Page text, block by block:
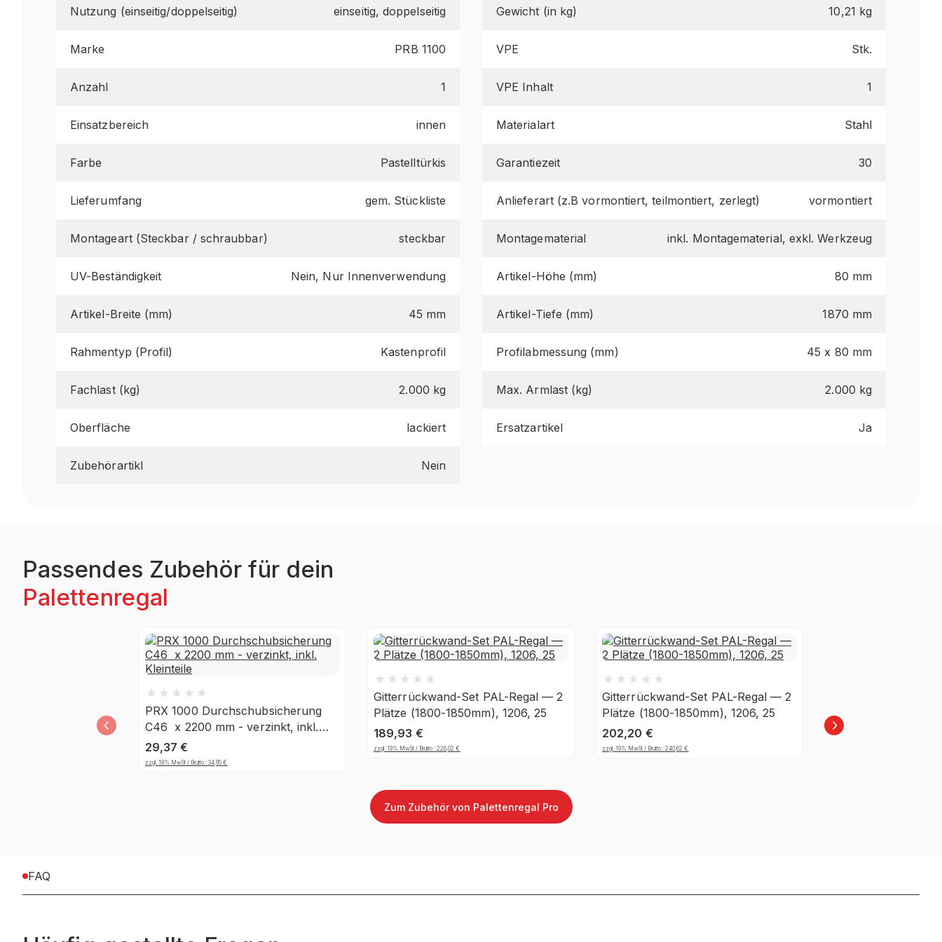
Nutzung (einseitig/doppelseitig) einseitig, doppelseitig Gewicht (in kg) 10,21 kg
Marke PRB 1100 VPE Stk.
Anzahl 1 VPE Inhalt 1
Einsatzbereich innen Materialart Stahl
Farbe Pastelltürkis Garantiezeit 30
Lieferumfang gem. Stückliste Anlieferart (z.B vormontiert, teilmontiert, zerlegt) vormontiert
Montageart (Steckbar / schraubbar) steckbar Montagematerial inkl. Montagematerial, exkl. Werkzeug
UV-Beständigkeit Nein, Nur Innenverwendung Artikel-Höhe (mm) 80 mm
Artikel-Breite (mm) 45 mm Artikel-Tiefe (mm) 1870 mm
Rahmentyp (Profil) Kastenprofil Profilabmessung (mm) 45 x 80 mm
Fachlast (kg) 2.000 kg Max. Armlast (kg) 2.000 kg
Oberfläche lackiert Ersatzartikel Ja
Zubehörartikl Nein
Passendes Zubehör für dein
Palettenregal
PRX 1000 Durchschubsicherung
C46 x 2200 mm - verzinkt, inkl.
Kleinteile
29,37€
zzgl. 19% MwSt / Brutto :34,95€
Gitterrückwand-Set PAL-Regal — 2
Plätze (1800-1850mm), 1206, 25
189,93 €
zzgl. 19% MwSt / Brutto :226,02€
Gitterrückwand-Set PAL-Regal — 2
Plätze (1800-1850mm), 1206, 25
202,20 €
zzgl. 19% MwSt / Brutto :240,62€
Plätze (1800-
230,97
Zum Zubehör von Palettenregal Pro
FAQ